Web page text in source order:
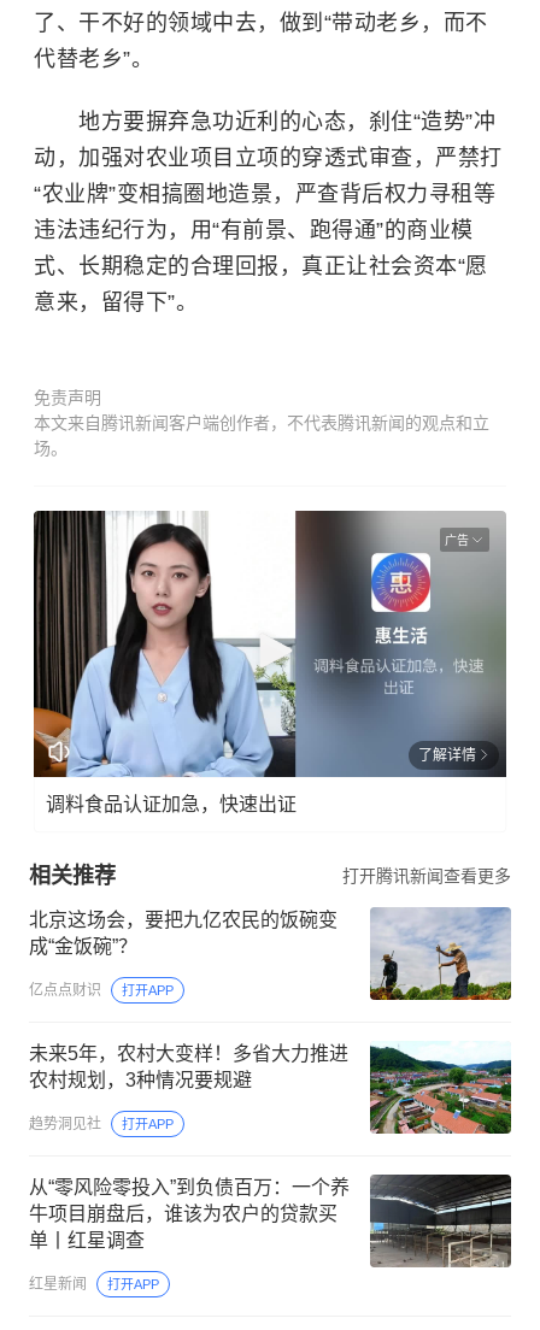
了、干不好的领域中去，做到“带动老乡，而不
代替老乡”。
地方要摒弃急功近利的心态，刹住“造势”冲
动，加强对农业项目立项的穿透式审查，严禁打
“农业牌”变相搞圈地造景，严查背后权力寻租等
违法违纪行为，用“有前景、跑得通”的商业模
式、长期稳定的合理回报，真正让社会资本“愿
意来，留得下”。
免责声明
本文来自腾讯新闻客户端创作者，不代表腾讯新闻的观点和立
场。
广告
了解详情
调料食品认证加急，快速出证
相关推荐 打开腾讯新闻查看更多
北京这场会，要把九亿农民的饭碗变
成“金饭碗”？
亿点点财识 打开APP
未来5年，农村大变样！多省大力推进
农村规划，3种情况要规避
趋势洞见社 打开APP
从“零风险零投入”到负债百万：一个养
牛项目崩盘后，谁该为农户的贷款买
单丨红星调查
红星新闻 打开APP